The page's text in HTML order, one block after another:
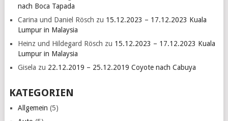
nach Boca Tapada
Carina und Daniel Rösch zu 15.12.2023 – 17.12.2023 Kuala
Lumpur in Malaysia
Heinz und Hildegard Rösch zu 15.12.2023 – 17.12.2023 Kuala
Lumpur in Malaysia
Gisela zu 22.12.2019 – 25.12.2019 Coyote nach Cabuya
KATEGORIEN
Allgemein (5)